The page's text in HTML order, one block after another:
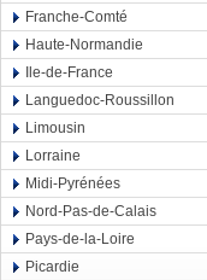
Franche-Comté
Haute-Normandie
Ile-de-France
Languedoc-Roussillon
Limousin
Lorraine
Midi-Pyrénées
Nord-Pas-de-Calais
Pays-de-la-Loire
Picardie